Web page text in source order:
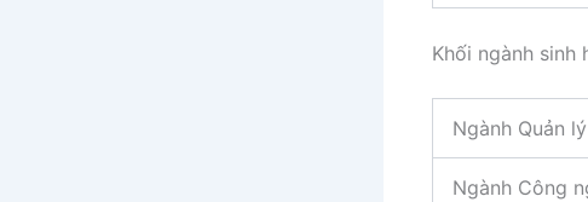
Khối ngành sinh
Ngành Quản
Ngành Công